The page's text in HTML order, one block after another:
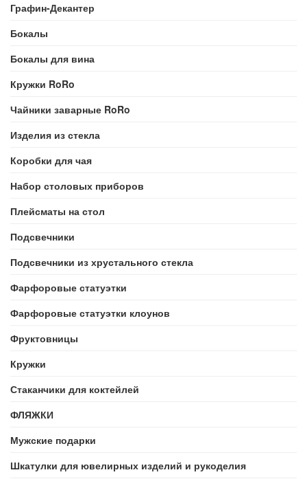
Графин-Декантер
Бокалы
Бокалы для вина
Кружки RoRo
Чайники заварные RoRo
Изделия из стекла
Коробки для чая
Набор столовых приборов
Плейсматы на стол
Подсвечники
Подсвечники из хрустального стекла
Фарфоровые статуэтки
Фарфоровые статуэтки клоунов
Фруктовницы
Кружки
Стаканчики для коктейлей
ФЛЯЖКИ
Мужские подарки
Шкатулки для ювелирных изделий и рукоделия